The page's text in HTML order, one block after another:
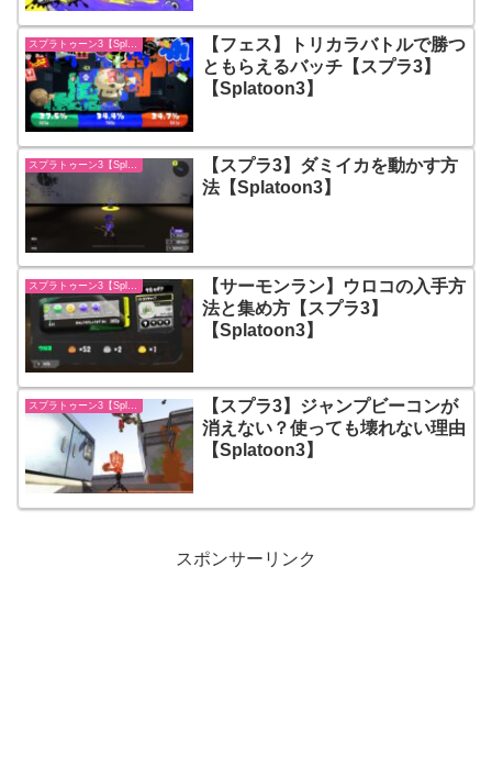
スプラトゥーン3【Splatoon3】
【フェス】トリカラバトルで勝つ
ともらえるバッチ【スプラ3】
【Splatoon3】
【スプラ3】ダミイカを動かす方
法【Splatoon3】
【サーモンラン】ウロコの入手方
法と集め方【スプラ3】
【Splatoon3】
スプラトゥーン3【Splatoon3】
【スプラ3】ジャンプビーコンが
消えない？使っても壊れない理由
【Splatoon3】
スポンサーリンク